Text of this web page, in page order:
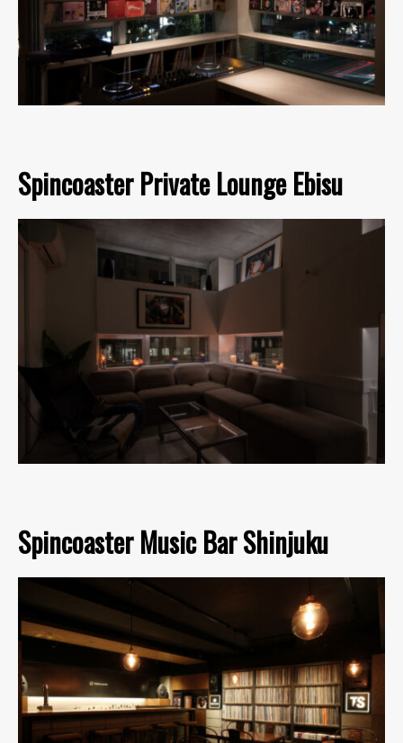
Spincoaster Private Lounge Ebisu
Spincoaster Music Bar Shinjuku